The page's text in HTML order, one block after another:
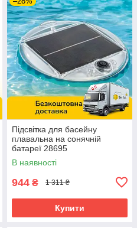
Підсвітка для басейну
плавальна на сонячній
батареї 28695
В наявності
944 ₴ 1 311 ₴
Купити